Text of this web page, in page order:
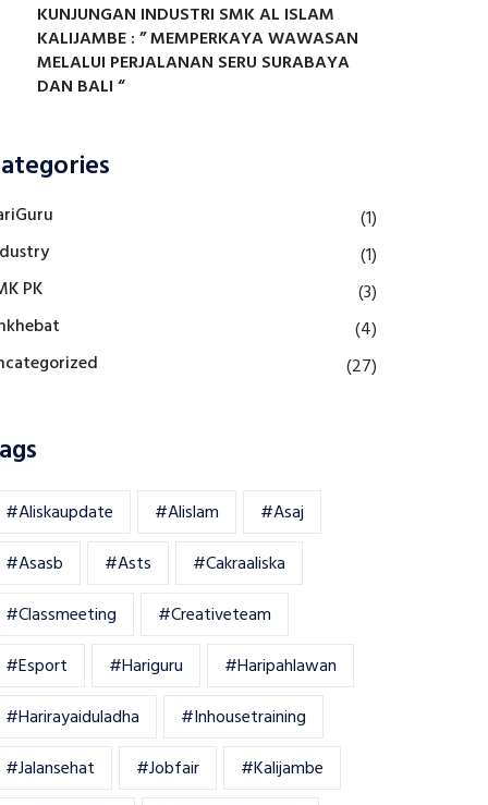
KUNJUNGAN INDUSTRI SMK AL ISLAM
KALIJAMBE : ” MEMPERKAYA WAWASAN
MELALUI PERJALANAN SERU SURABAYA
DAN BALI “
(1)
(1)
PK
(3)
(4)
(27)
#aliskaupdate #alislam
#asaj
#asasb
#asts
#cakraaliska
#classmeeting
#creativeteam
#esport
#hariguru
#haripahlawan
#harirayaiduladha
#inhousetraining
#jalansehat
#jobfair
#kalijambe